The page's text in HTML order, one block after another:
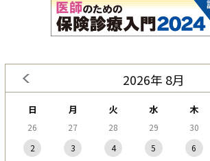
2026年 8月
日 月 火 水 木
26 27 28 29 30
2
3 4 5 6